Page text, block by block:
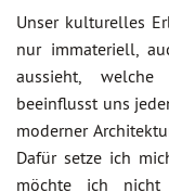
Unser kulturelles
nur immateriell,
aussieht,
beeinflusst uns
moderner
Dafür setze ich
möchte ich